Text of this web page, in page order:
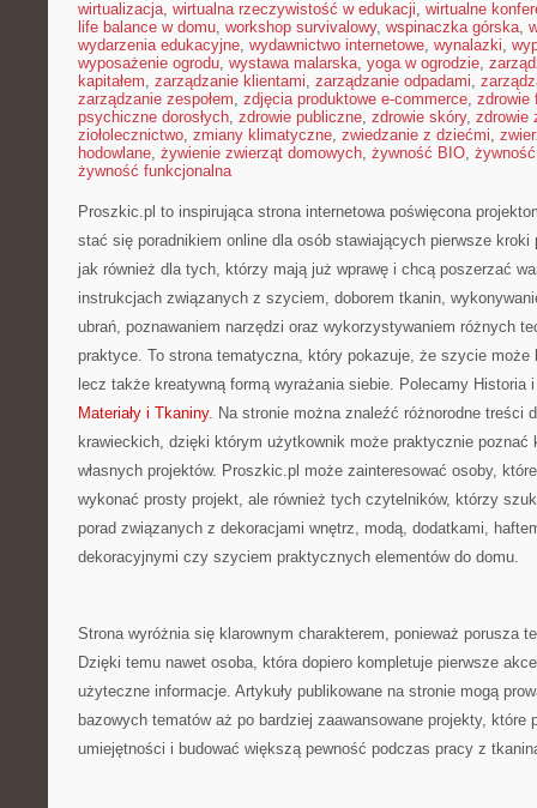
wirtualizacja, wirtualna rzeczywistość w edukacji, wirtualne
life balance w domu, workshop survivalowy, wspinaczka górska,
wydarzenia edukacyjne, wydawnictwo internetowe, wynalazki,
wyposażenie ogrodu, wystawa malarska, yoga w ogrodzie,
kapitałem, zarządzanie klientami, zarządzanie odpadami,
zarządzanie zespołem, zdjęcia produktowe e-commerce, zdrowie
psychiczne dorosłych, zdrowie publiczne, zdrowie skóry, zdrowie
ziołolecznictwo, zmiany klimatyczne, zwiedzanie z dziećmi,
hodowlane, żywienie zwierząt domowych, żywność BIO,
żywność funkcjonalna
Proszkic.pl to inspirująca strona internetowa poświęcona
stać się poradnikiem online dla osób stawiających pierwsze
jak również dla tych, którzy mają już wprawę i chcą poszerzać
instrukcjach związanych z szyciem, doborem tkanin,
ubrań, poznawaniem narzędzi oraz wykorzystywaniem różnych
praktyce. To strona tematyczna, który pokazuje, że szycie może
lecz także kreatywną formą wyrażania siebie. Polecamy Historia
Materiały i Tkaniny. Na stronie można znaleźć różnorodne treści
krawieckich, dzięki którym użytkownik może praktycznie poznać
własnych projektów. Proszkic.pl może zainteresować osoby,
wykonać prosty projekt, ale również tych czytelników, którzy
porad związanych z dekoracjami wnętrz, modą, dodatkami,
dekoracyjnymi czy szyciem praktycznych elementów do domu.
Strona wyróżnia się klarownym charakterem, ponieważ porusza
Dzięki temu nawet osoba, która dopiero kompletuje pierwsze
użyteczne informacje. Artykuły publikowane na stronie mogą
bazowych tematów aż po bardziej zaawansowane projekty, które
umiejętności i budować większą pewność podczas pracy z